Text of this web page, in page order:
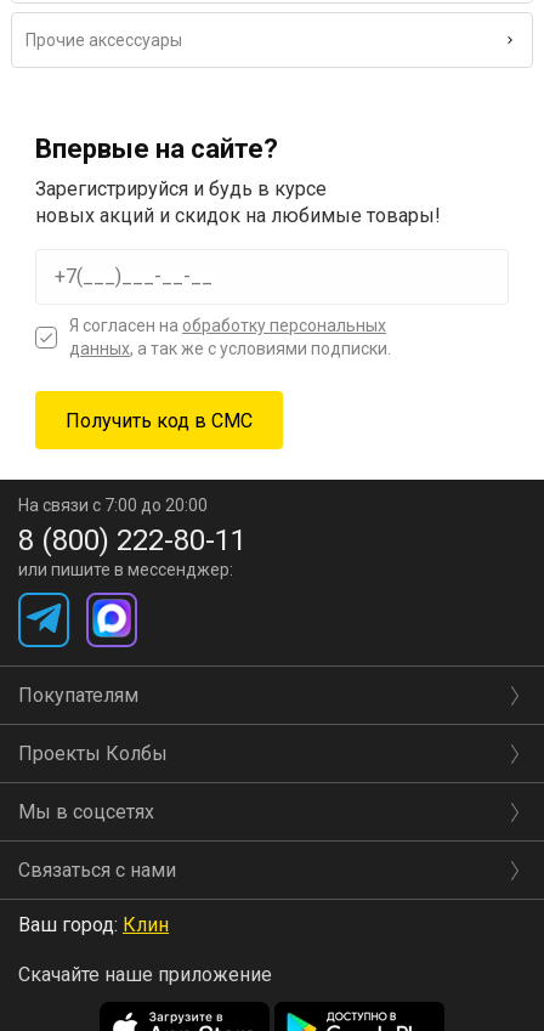
Прочие аксессуары
Впервые на сайте?
Зарегистрируйся и будь в курсе
новых акций и скидок на любимые товары!
Я согласен на обработку персональных
данных, а так же с условиями подписки.
На связи с 7:00 до 20:00
8 (800) 222-80-11
или пишите в мессенджер:
Покупателям
Проекты Колбы
Мы в соцсетях
Связаться с нами
Ваш город: Клин
Скачайте наше приложение